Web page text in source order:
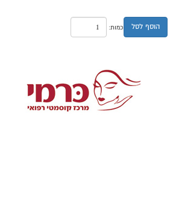
הוסף לסל כמות: